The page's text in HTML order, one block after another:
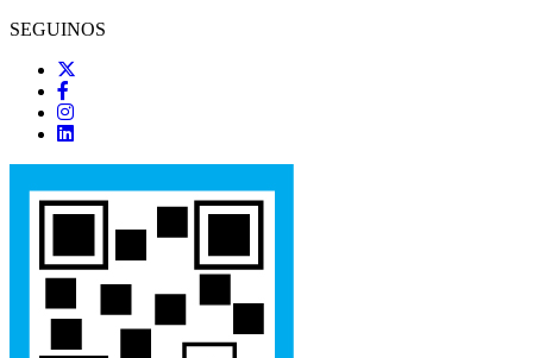
SEGUINOS